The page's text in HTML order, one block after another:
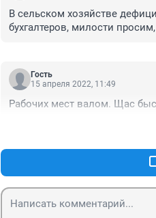
В сельском хозяйстве
бухгалтеров, милости
Гость
15 апреля 2022, 11:49
Рабочих мест валом. Щас